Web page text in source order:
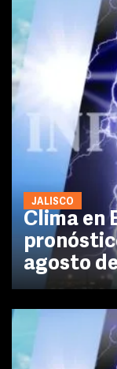
JALISCO
Clima en
agosto